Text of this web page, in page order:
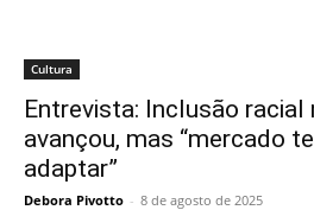
Cultura
Entrevista: Inclusão racial
avançou, mas “mercado
adaptar”
Debora Pivotto - 8 de agosto de 2025